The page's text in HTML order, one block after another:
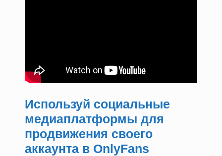
Используй социальные
медиаплатформы для
продвижения своего
аккаунта в OnlyFans